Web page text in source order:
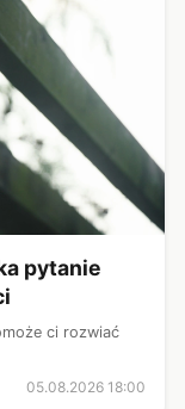
pytanie
ci rozwiać
05.08.2026 18:00